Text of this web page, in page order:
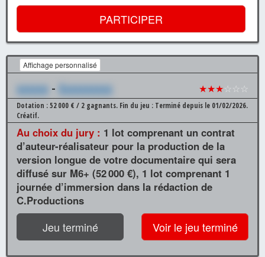
PARTICIPER
Affichage personnalisé
xxxxxx - Xxxxxxxxxx ★★★☆☆☆
Dotation : 52 000 € / 2 gagnants. Fin du jeu : Terminé depuis le 01/02/2026.
Créatif.
Au choix du jury : 1 lot comprenant un contrat
d’auteur-réalisateur pour la production de la
version longue de votre documentaire qui sera
diffusé sur M6+ (52 000 €), 1 lot comprenant 1
journée d’immersion dans la rédaction de
C.Productions
Jeu terminé Voir le jeu terminé